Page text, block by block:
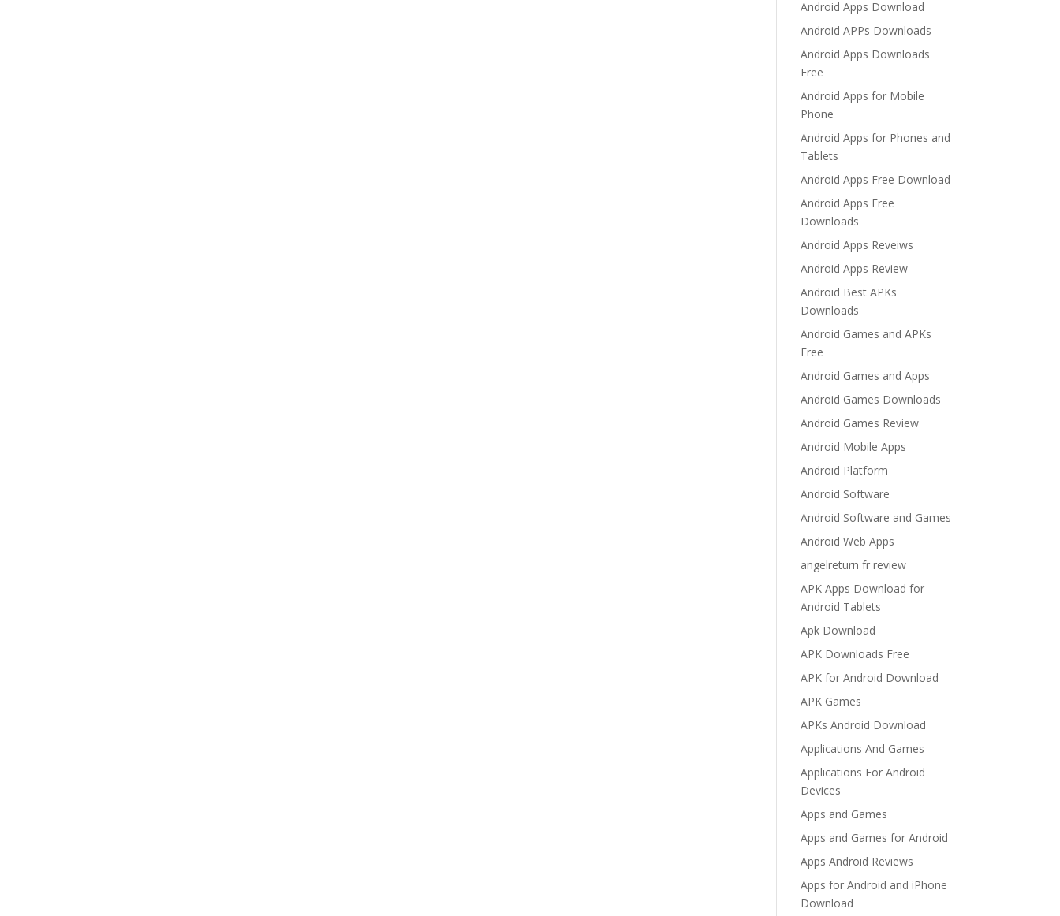
Android Apps Download
Android APPs Downloads
Android Apps Downloads
Free
Android Apps for Mobile
Phone
Android Apps for Phones and
Tablets
Android Apps Free Download
Android Apps Free
Downloads
Android Apps Reveiws
Android Apps Review
Android Best APKs
Downloads
Android Games and APKs
Free
Android Games and Apps
Android Games Downloads
Android Games Review
Android Mobile Apps
Android Platform
Android Software
Android Software and Games
Android Web Apps
angelreturn fr review
APK Apps Download for
Android Tablets
Apk Download
APK Downloads Free
APK for Android Download
APK Games
APKs Android Download
Applications And Games
Applications For Android
Devices
Apps and Games
Apps and Games for Android
Apps Android Reviews
Apps for Android and iPhone
Download